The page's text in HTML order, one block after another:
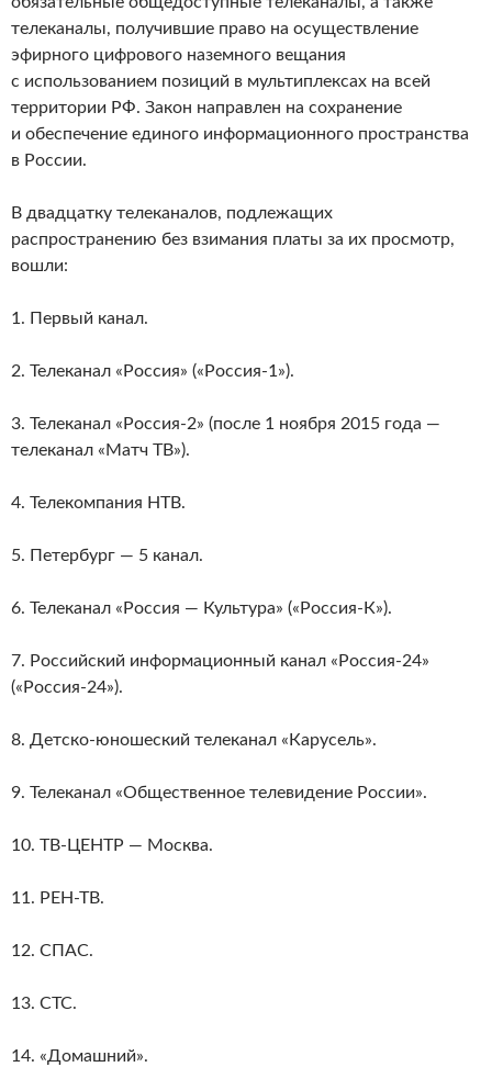
телеканалы, получившие право на осуществление
эфирного цифрового наземного вещания
с использованием позиций в мультиплексах на всей
территории РФ. Закон направлен на сохранение
и обеспечение единого информационного пространства
в России.
В двадцатку телеканалов, подлежащих
распространению без взимания платы за их просмотр,
вошли:
1. Первый канал.
2. Телеканал «Россия» («Россия-1»).
3. Телеканал «Россия-2» (после 1 ноября 2015 года —
телеканал «Матч ТВ»).
4. Телекомпания НТВ.
5. Петербург — 5 канал.
6. Телеканал «Россия — Культура» («Россия-К»).
7. Российский информационный канал «Россия-24»
(«Россия-24»).
8. Детско-юношеский телеканал «Карусель».
9. Телеканал «Общественное телевидение России».
10. ТВ-ЦЕНТР — Москва.
11. РЕН-ТВ.
12. СПАС.
13. СТС.
14. «Домашний».